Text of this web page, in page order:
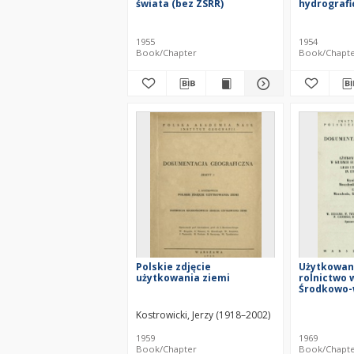
świata (bez ZSRR)
1955
Book/Chapter
1954
Book/
Polskie zdjęcie
użytkowania ziemi
Kostrowicki, Jerzy (1918–2002)
1959
Book/Chapter
rolnictwo
and
Central
1969
Book/